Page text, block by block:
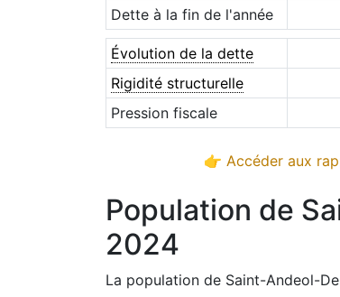
Dette à la fin de l'année
Évolution de la dette
Rigidité structurelle
Pression fiscale
👉 Accéder aux
Population de
2024
La population de Saint-Andeol-